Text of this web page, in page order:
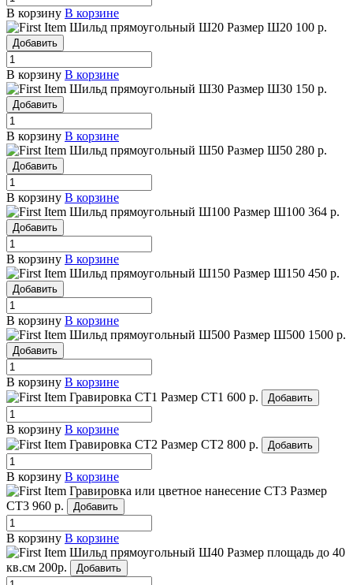
В корзину В корзине
Шильд прямоугольный Ш20 Размер Ш20 100 р.
Добавить
В корзину В корзине
Шильд прямоугольный Ш30 Размер Ш30 150 р.
Добавить
В корзину В корзине
Шильд прямоугольный Ш50 Размер Ш50 280 р.
Добавить
В корзину В корзине
Шильд прямоугольный Ш100 Размер Ш100 364 р.
Добавить
В корзину В корзине
Шильд прямоугольный Ш150 Размер Ш150 450 р.
Добавить
В корзину В корзине
Шильд прямоугольный Ш500 Размер Ш500 1500 р.
Добавить
В корзину В корзине
Гравировка СТ1 Размер СТ1 600 р. Добавить
В корзину В корзине
Гравировка СТ2 Размер СТ2 800 р. Добавить
В корзину В корзине
Гравировка или цветное нанесение СТ3 Размер
СТ3 960 р. Добавить
В корзину В корзине
Шильд прямоугольный Ш40 Размер площадь до 40
кв.см 200р. Добавить